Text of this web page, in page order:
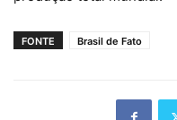
FONTE Brasil de Fato